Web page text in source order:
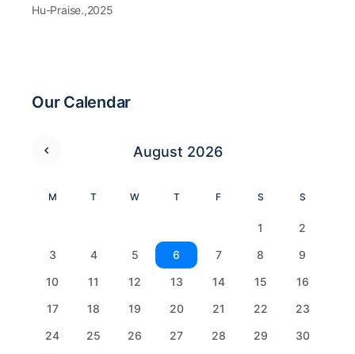
Hu-Praise.,2025
Our Calendar
August 2026
M T W T F S S
1
2
3
4 5 6 7 8
9
10
11 12 13 14 15
16
17
18 19 20 21 22
23
24
25 26 27 28 29
30